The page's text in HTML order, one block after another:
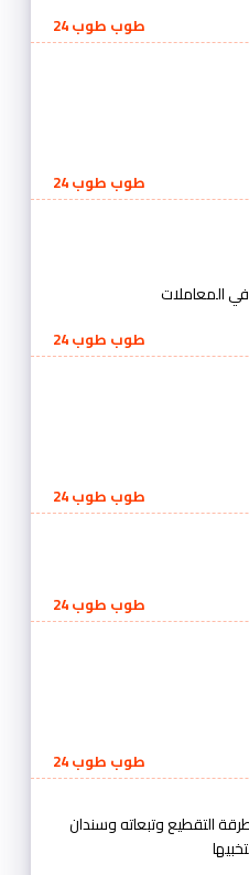
طوب طوب 24
طوب طوب 24
المعاملات
طوب طوب 24
طوب طوب 24
طوب طوب 24
طوب طوب 24
التقطيع وتبعاته وسندان